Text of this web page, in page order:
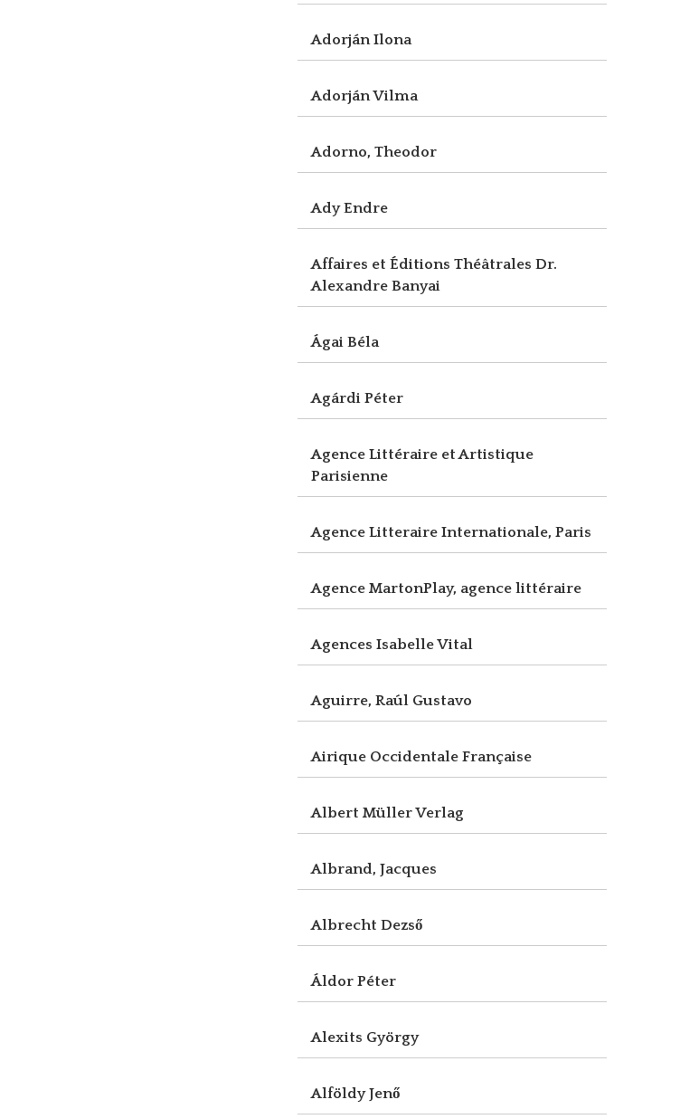
Adorján Ilona
Adorján Vilma
Adorno, Theodor
Ady Endre
Affaires et Éditions Théâtrales Dr.
Alexandre Banyai
Ágai Béla
Agárdi Péter
Agence Littéraire et Artistique
Parisienne
Agence Litteraire Internationale, Paris
Agence MartonPlay, agence littéraire
Agences Isabelle Vital
Aguirre, Raúl Gustavo
Airique Occidentale Française
Albert Müller Verlag
Albrand, Jacques
Albrecht Dezső
Áldor Péter
Alexits György
Alföldy Jenő